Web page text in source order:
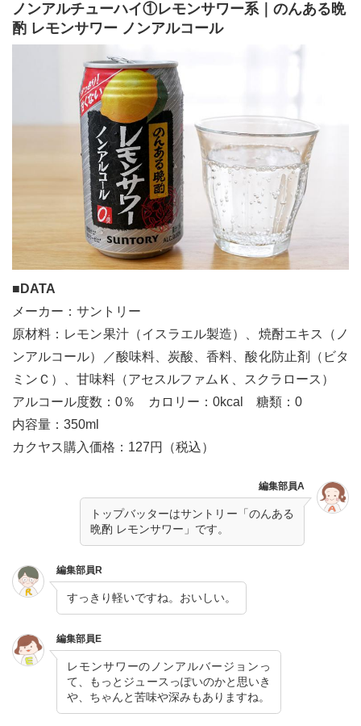
ノンアルチューハイ①レモンサワー系｜のんある晩
酌 レモンサワー ノンアルコール
■DATA
メーカー：サントリー
原材料：レモン果汁（イスラエル製造）、焼酎エキス（ノ
ンアルコール）／酸味料、炭酸、香料、酸化防止剤（ビタ
ミンＣ）、甘味料（アセスルファムＫ、スクラロース）
アルコール度数：0％ カロリー：0kcal 糖類：0
内容量：350ml
カクヤス購入価格：127円（税込）
編集部員A
トップバッターはサントリー「のんある
晩酌 レモンサワー」です。
編集部員R
すっきり軽いですね。おいしい。
編集部員E
レモンサワーのノンアルバージョンっ
て、もっとジュースっぽいのかと思いき
や、ちゃんと苦味や深みもありますね。